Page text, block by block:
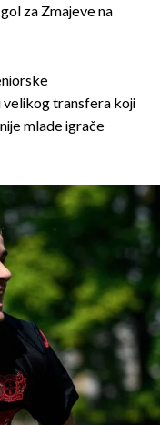
za Zmajeve na
velikog transfera koji
mlade igrače